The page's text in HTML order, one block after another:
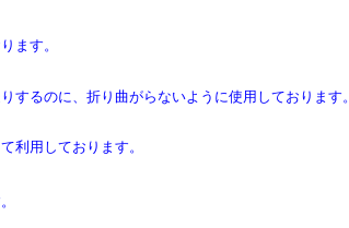
ます。
するのに、折り曲がらないように使用しております。
利用しております。